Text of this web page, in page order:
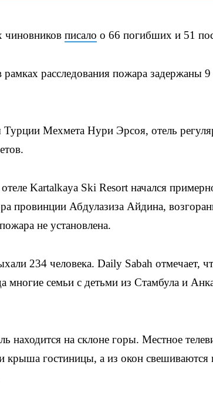
чиновников писало о 66 погибших и 51
расследования пожара задержаны 9
Мехмета Нури Эрсоя, отель
Kartalkaya Ski Resort начался
провинции Абдулазиза Айдина,
не установлена.
234 человека. Daily Sabah отмечает,
многие семьи с детьми из Стамбула и
находится на склоне горы. Местное
крыша гостиницы, а из окон свешиваются